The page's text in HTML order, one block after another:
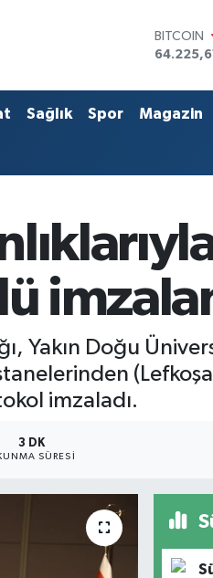
DOLAR
47,7143
55,0317
STERLİN
Sağlık Spor Magazin
Yakın Doğu
imzaladı.
3 DK
SÜRESI